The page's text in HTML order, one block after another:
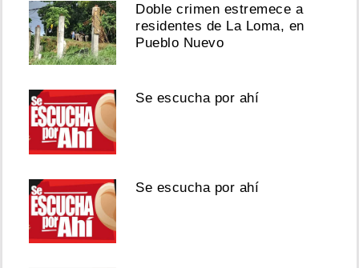
Doble crimen estremece a
residentes de La Loma, en
Pueblo Nuevo
Se escucha por ahí
Se escucha por ahí